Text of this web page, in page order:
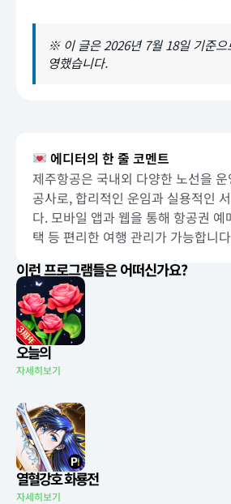
※ 이 글은 2026년 7월 18일 기준으
영했습니다.
에디터의 한 줄 코멘트
제주항공은 국내외 다양한 노선을
공사로, 합리적인 운임과 실용적인
다. 모바일 앱과 웹을 통해 항공권 예
택 등 편리한 여행 관리가 가능합니
이런 프로그램들은 어떠신가요?
오늘의
자세히보기
열혈강호 화룡전
자세히보기